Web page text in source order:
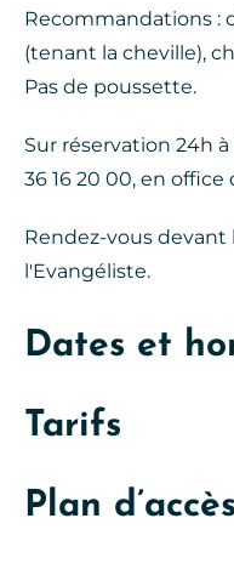
Recommandations :
(tenant la cheville),
Pas de poussette.
Sur réservation 24h
36 16 20 00, en
Rendez-vous devant
l'Evangéliste.
Dates et
Tarifs
Plan d’accès